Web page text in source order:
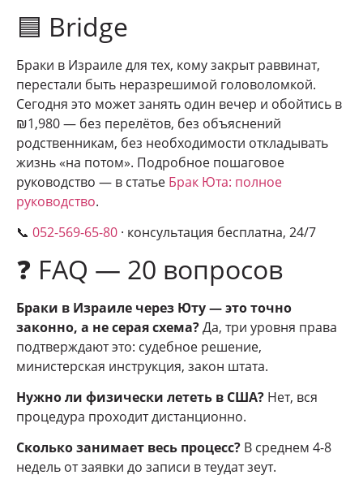
🟦 Bridge
Браки в Израиле для тех, кому закрыт раввинат,
перестали быть неразрешимой головоломкой.
Сегодня это может занять один вечер и обойтись в
₪1,980 — без перелётов, без объяснений
родственникам, без необходимости откладывать
жизнь «на потом». Подробное пошаговое
руководство — в статье Брак Юта: полное
руководство.
📞 052-569-65-80 · консультация бесплатна, 24/7
❓ FAQ — 20 вопросов
Браки в Израиле через Юту — это точно
законно, а не серая схема?Да, три уровня права
подтверждают это: судебное решение,
министерская инструкция, закон штата.
Нужно ли физически лететь в США? Нет, вся
процедура проходит дистанционно.
Сколько занимает весь процесс? В среднем 4-8
недель от заявки до записи в теудат зеут.